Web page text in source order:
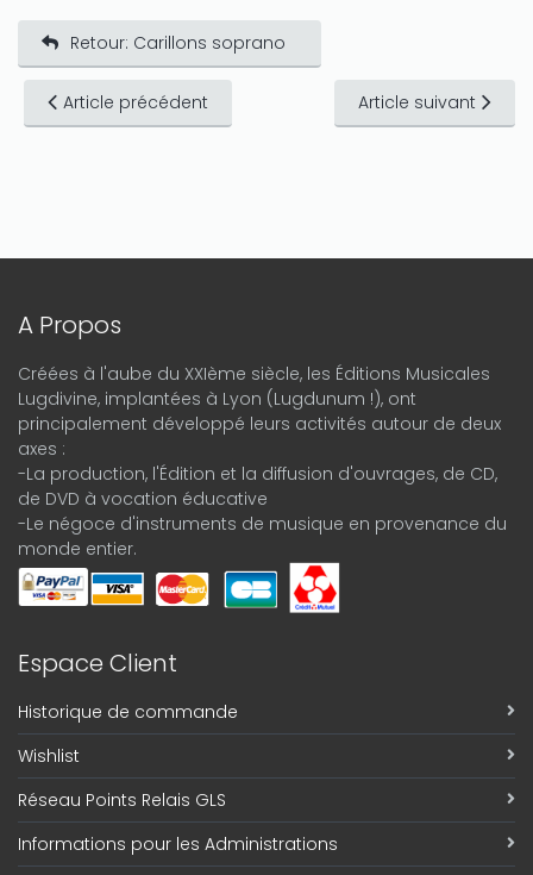
Retour: Carillons soprano
Article précédent Article suivant
A Propos
Créées à l'aube du XXIème siècle, les Éditions Musicales
Lugdivine, implantées à Lyon (Lugdunum !), ont
principalement développé leurs activités autour de deux
axes :
-La production, l'Édition et la diffusion d'ouvrages, de CD,
de DVD à vocation éducative
-Le négoce d'instruments de musique en provenance du
monde entier.
Espace Client
Historique de commande
Wishlist
Réseau Points Relais GLS
Informations pour les Administrations